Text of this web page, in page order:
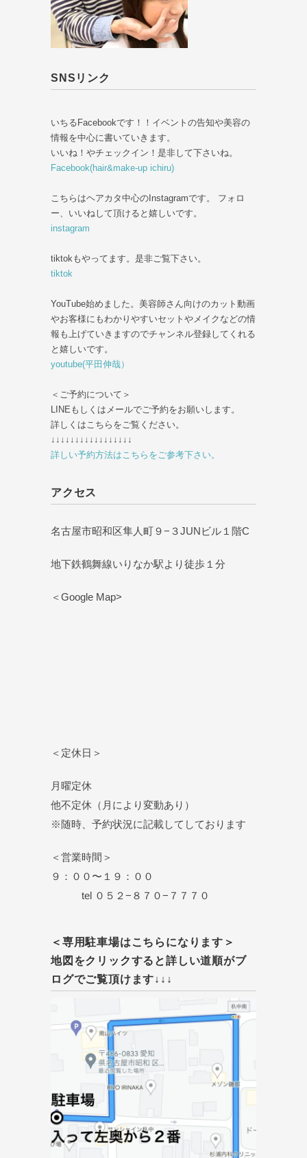
SNSリンク
いちるFacebookです！！イベントの告知や美容の
情報を中心に書いていきます。
いいね！やチェックイン！是非して下さいね。
Facebook(hair&make-up ichiru)
こちらはヘアカタ中心のInstagramです。 フォロ
ー、いいねして頂けると嬉しいです。
instagram
tiktokもやってます。是非ご覧下さい。
tiktok
YouTube始めました。美容師さん向けのカット動画
やお客様にもわかりやすいセットやメイクなどの情
報も上げていきますのでチャンネル登録してくれる
と嬉しいです。
youtube(平田伸哉）
＜ご予約について＞
LINEもしくはメールでご予約をお願いします。
詳しくはこちらをご覧ください。
↓↓↓↓↓↓↓↓↓↓↓↓↓↓↓↓↓
詳しい予約方法はこちらをご参考下さい。
アクセス
名古屋市昭和区隼人町９−３JUNビル１階C
地下鉄鶴舞線いりなか駅より徒歩１分
＜Google Map>
＜定休日＞
月曜定休
他不定休（月により変動あり）
※随時、予約状況に記載してしております
＜営業時間＞
９：００〜１９：００
tel ０５２−８７０−７７７０
＜専用駐車場はこちらになります＞
地図をクリックすると詳しい道順がブ
ログでご覧頂けます↓↓↓